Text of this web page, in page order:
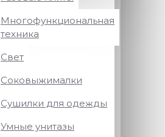
Многофункциональная
техника
Свет
Соковыжималки
Сушилки для одежды
Умные унитазы